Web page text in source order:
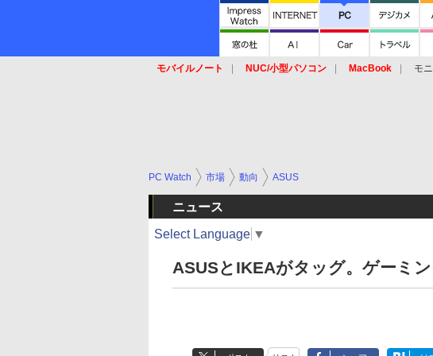
モバイルノート NUC/小型パソコン MacBook モ
PC Watch 市場 動向 ASUS
ニュース
Select Language ▼
ASUSとIKEAがタッグ。ゲーミ